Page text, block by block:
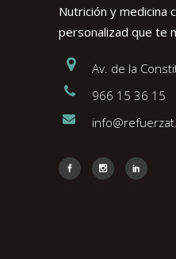
Nutrición y medicina
personalizad que te
Av. de la
966 15 36 15